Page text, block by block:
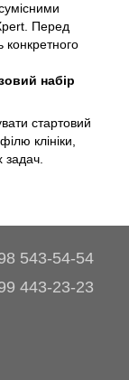
Перед
конкретного
набір
стартовий
клініки,
задач.
543-54-54
443-23-23